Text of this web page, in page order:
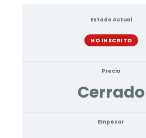
Estado Actual
NO INSCRITO
Precio
Cerrado
Empezar